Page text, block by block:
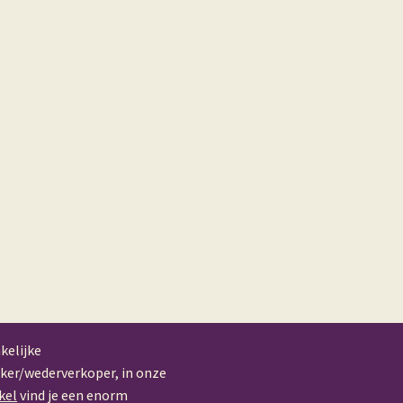
wederverkoper, in onze
vind je een enorm